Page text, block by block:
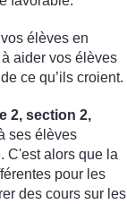
élèves en
aider vos élèves
ce qu’ils croient.
2, section 2,
ses élèves
C'est alors que la
pour les
des cours sur les